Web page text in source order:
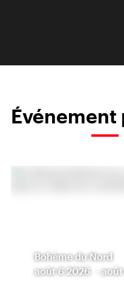
Événement
Bohème du Nord
août 6 2026
-